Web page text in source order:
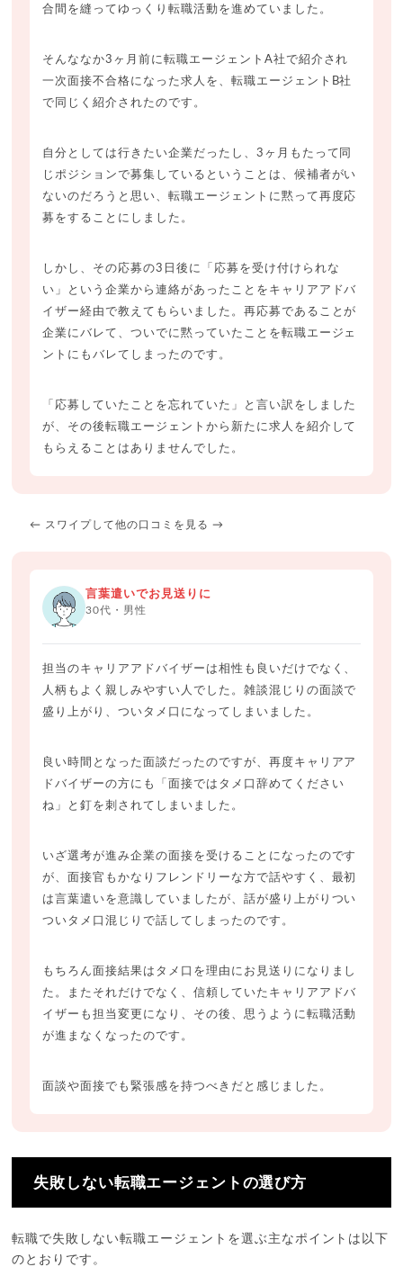
合間を縫ってゆっくり転職活動を進めていました。
そんななか3ヶ月前に転職エージェントA社で紹介され
一次面接不合格になった求人を、転職エージェントB社
で同じく紹介されたのです。
自分としては行きたい企業だったし、3ヶ月もたって同
じポジションで募集しているということは、候補者がい
ないのだろうと思い、転職エージェントに黙って再度応
募をすることにしました。
しかし、その応募の3日後に「応募を受け付けられな
い」という企業から連絡があったことをキャリアアドバ
イザー経由で教えてもらいました。再応募であることが
企業にバレて、ついでに黙っていたことを転職エージェ
ントにもバレてしまったのです。
「応募していたことを忘れていた」と言い訳をしました
が、その後転職エージェントから新たに求人を紹介して
もらえることはありませんでした。
← スワイプして他の口コミを見る →
言葉遣いでお見送りに
30代・男性
担当のキャリアアドバイザーは相性も良いだけでなく、
人柄もよく親しみやすい人でした。雑談混じりの面談で
盛り上がり、ついタメ口になってしまいました。
良い時間となった面談だったのですが、再度キャリアア
ドバイザーの方にも「面接ではタメ口辞めてください
ね」と釘を刺されてしまいました。
いざ選考が進み企業の面接を受けることになったのです
が、面接官もかなりフレンドリーな方で話やすく、最初
は言葉遣いを意識していましたが、話が盛り上がりつい
ついタメ口混じりで話してしまったのです。
もちろん面接結果はタメ口を理由にお見送りになりまし
た。またそれだけでなく、信頼していたキャリアアドバ
イザーも担当変更になり、その後、思うように転職活動
が進まなくなったのです。
面談や面接でも緊張感を持つべきだと感じました。
失敗しない転職エージェントの選び方
転職で失敗しない転職エージェントを選ぶ主なポイントは以下
のとおりです。